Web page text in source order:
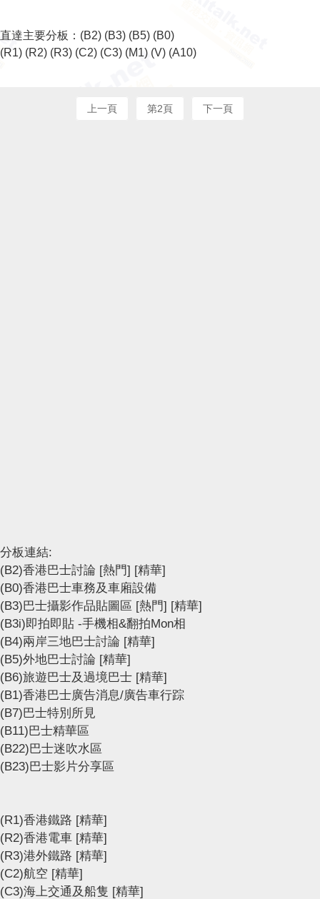
直達主要分板： (B2) (B3) (B5) (B0)
(R1) (R2) (R3) (C2) (C3) (M1) (V) (A10)
上一頁 第2頁 下一頁
分板連結:
(B2)香港巴士討論 [熱門] [精華]
(B0)香港巴士車務及車廂設備
(B3)巴士攝影作品貼圖區 [熱門] [精華]
(B3i)即拍即貼 -手機相&翻拍Mon相
(B4)兩岸三地巴士討論 [精華]
(B5)外地巴士討論 [精華]
(B6)旅遊巴士及過境巴士 [精華]
(B1)香港巴士廣告消息/廣告車行踪
(B7)巴士特別所見
(B11)巴士精華區
(B22)巴士迷吹水區
(B23)巴士影片分享區
(R1)香港鐵路 [精華]
(R2)香港電車 [精華]
(R3)港外鐵路 [精華]
(C2)航空 [精華]
(C3)海上交通及船隻 [精華]